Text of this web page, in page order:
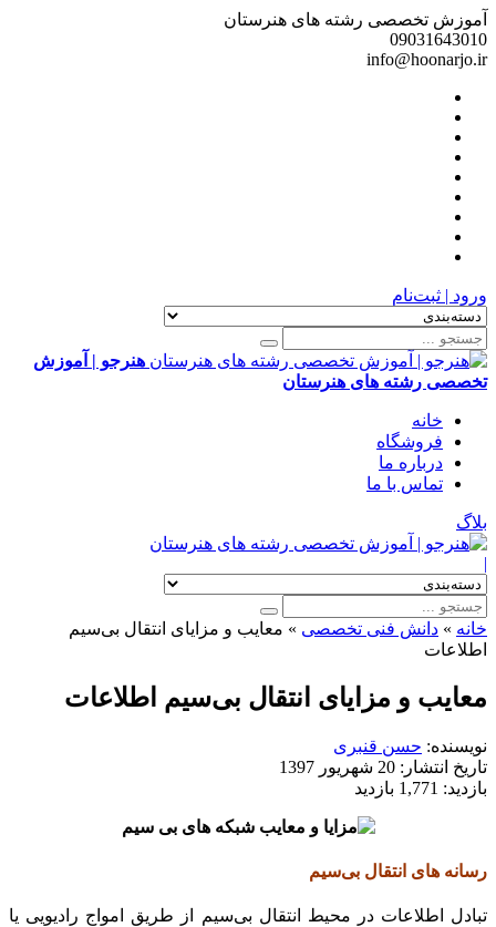
آموزش تخصصی رشته های هنرستان
09031643010
info@hoonarjo.ir
ورود | ثبت‌نام
هنرجو | آموزش
تخصصی رشته های هنرستان
خانه
فروشگاه
درباره ما
تماس با ما
بلاگ
|
خانه » دانش فنی تخصصی » معایب و مزایای انتقال بی‌سیم
اطلاعات
معایب و مزایای انتقال بی‌سیم اطلاعات
نویسنده: حسن قنبری
تاریخ انتشار: 20 شهریور 1397
بازدید: 1,771 بازدید
رسانه های انتقال بی‌سیم
تبادل اطلاعات در محیط انتقال بی‌سیم از طریق امواج رادیویی یا